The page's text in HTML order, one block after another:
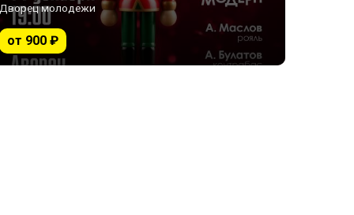
Дворец молодежи
от 900 ₽